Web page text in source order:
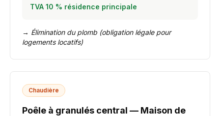
TVA 10 % résidence principale
→ Élimination du plomb (obligation légale pour
logements locatifs)
Chaudière
Poêle à granulés central — Maison de